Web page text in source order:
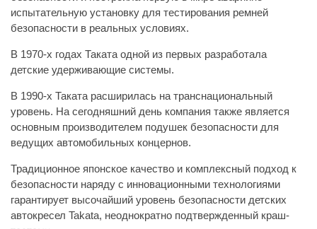
испытательную установку для тестирования ремней
безопасности в реальных условиях.
В 1970-х годах Таката одной из первых разработала
детские удерживающие системы.
В 1990-х Таката расширилась на транснациональный
уровень. На сегодняшний день компания также является
основным производителем подушек безопасности для
ведущих автомобильных концернов.
Традиционное японское качество и комплексный подход к
безопасности наряду с инновационными технологиями
гарантирует высочайший уровень безопасности детских
автокресел Takata, неоднократно подтвержденный краш-